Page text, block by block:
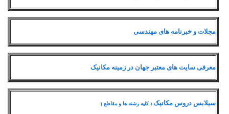
مجلات و خبرنامه های مهندسی
معرفی سایت های معتبر جهان در زمینه مکانیک
سیلابس دروس مکانیک ( کلیه رشته ها و مقاطع )